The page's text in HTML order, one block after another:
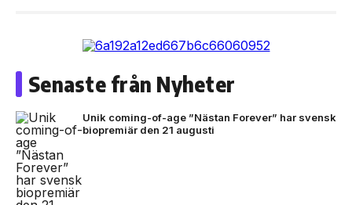
Senaste från Nyheter
Unik coming-of-age ”Nästan Forever” har svensk
biopremiär den 21 augusti